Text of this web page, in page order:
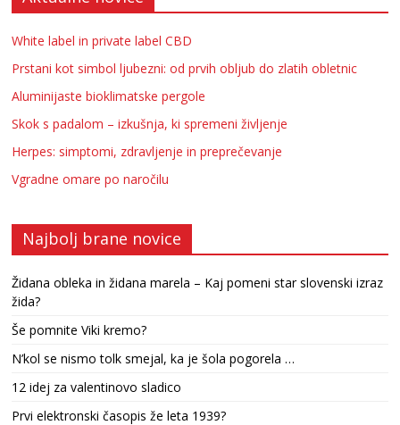
White label in private label CBD
Prstani kot simbol ljubezni: od prvih obljub do zlatih obletnic
Aluminijaste bioklimatske pergole
Skok s padalom – izkušnja, ki spremeni življenje
Herpes: simptomi, zdravljenje in preprečevanje
Vgradne omare po naročilu
Najbolj brane novice
Židana obleka in židana marela – Kaj pomeni star slovenski izraz
žida?
Še pomnite Viki kremo?
N’kol se nismo tolk smejal, ka je šola pogorela …
12 idej za valentinovo sladico
Prvi elektronski časopis že leta 1939?